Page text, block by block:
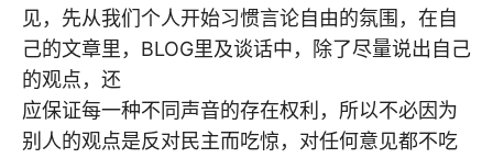
见，先从我们个人开始习惯言论自由的氛围，在自
己的文章里，BLOG里及谈话中，除了尽量说出自己
的观点，还
应保证每一种不同声音的存在权利，所以不必因为
别人的观点是反对民主而吃惊，对任何意见都不吃